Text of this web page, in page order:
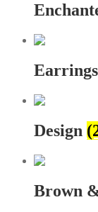
Design
Brown